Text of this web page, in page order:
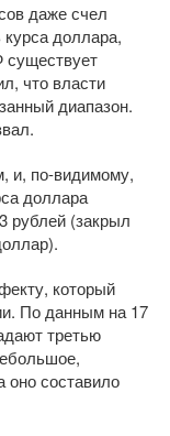
даже счел
доллара,
существует
что власти
диапазон.
и, по-видимому,
доллара
рублей (закрыл
который
По данным на 17
третью
оно составило